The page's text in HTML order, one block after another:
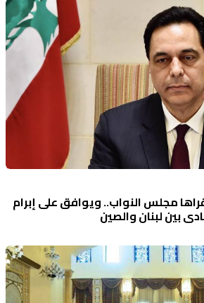
مجلس النواب.. ويوافق على إبرام
بين لبنان والصين